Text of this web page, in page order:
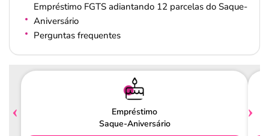
Empréstimo FGTS adiantando 12 parcelas do Saque-
Aniversário
Perguntas frequentes
Empréstimo
Saque-Aniversário